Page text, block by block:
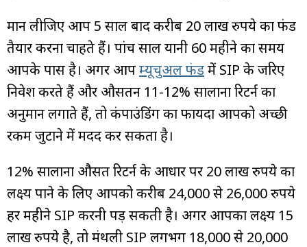
मान लीजिए आप 5 साल बाद करीब 20 लाख रुपये का फंड
तैयार करना चाहते हैं। पांच साल यानी 60 महीने का समय
आपके पास है। अगर आपम्यूचुअल फंडमें SIP के जरिए
निवेश करते हैं और औसतन 11-12% सालाना रिटर्न का
अनुमान लगाते हैं, तो कंपाउंडिंग का फायदा आपको अच्छी
रकम जुटाने में मदद कर सकता है।
12% सालाना औसत रिटर्न के आधार पर 20 लाख रुपये का
लक्ष्य पाने के लिए आपको करीब 24,000 से 26,000 रुपये
हर महीने SIP करनी पड़ सकती है। अगर आपका लक्ष्य 15
लाख रुपये है, तो मंथली SIP लगभग 18,000 से 20,000